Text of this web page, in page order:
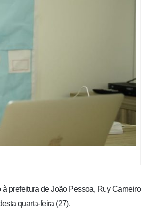
prefeitura de João Pessoa, Ruy Carneiro
quarta-feira (27).